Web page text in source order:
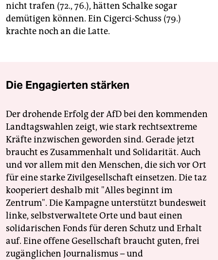
nicht trafen (72., 76.), hätten Schalke sogar
demütigen können. Ein Cigerci-Schuss (79.)
krachte noch an die Latte.
Die Engagierten stärken
Der drohende Erfolg der AfD bei den kommenden
Landtagswahlen zeigt, wie stark rechtsextreme
Kräfte inzwischen geworden sind. Gerade jetzt
braucht es Zusammenhalt und Solidarität. Auch
und vor allem mit den Menschen, die sich vor Ort
für eine starke Zivilgesellschaft einsetzen. Die taz
kooperiert deshalb mit "Alles beginnt im
Zentrum". Die Kampagne unterstützt bundesweit
linke, selbstverwaltete Orte und baut einen
solidarischen Fonds für deren Schutz und Erhalt
auf. Eine offene Gesellschaft braucht guten, frei
zugänglichen Journalismus – und